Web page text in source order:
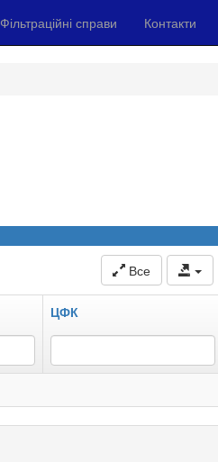
Фільтраційні справи Контакти
Все
ЦФК